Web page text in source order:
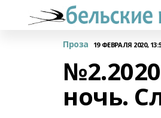
Проза 19 ФЕВРАЛЯ 2020,
ночь.